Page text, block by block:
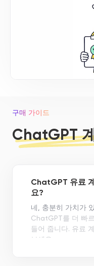
구매 가이드
ChatGPT
ChatGPT 유료
요?
네, 충분히 가치가
ChatGPT를 더 빠
들어 줍니다. 유료
보세요: